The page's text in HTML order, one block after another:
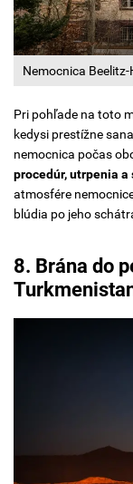
Nemocnica
Pri pohľade na toto
kedysi prestížne
nemocnica počas
procedúr, utrpenia a
atmosfére
blúdia po jeho
8. Brána do